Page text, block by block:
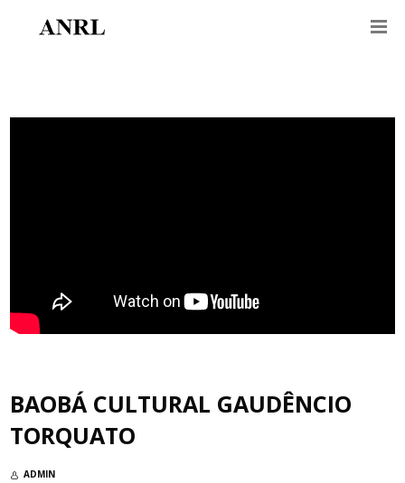
BAOBÁ CULTURAL GAUDÊNCIO
TORQUATO
ADMIN